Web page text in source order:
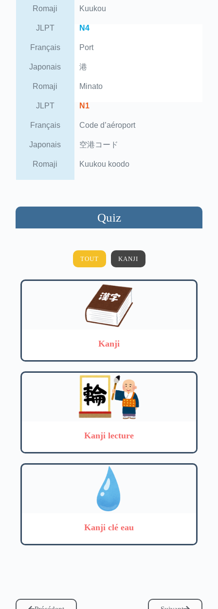
Romaji Kuukou
JLPT N4
Français Port
Japonais 港
Romaji Minato
JLPT N1
Français Code d’aéroport
Japonais 空港コード
Romaji Kuukou koodo
Quiz
TOUT KANJI
Kanji
Kanji lecture
Kanji clé eau